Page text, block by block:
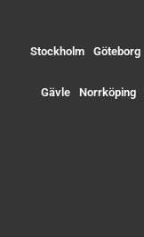
Stockholm Göteborg
Gävle Norrköping